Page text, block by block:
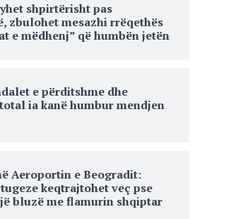
shpirtërisht pas
zbulohet mesazhi rrëqethës
e mëdhenj” që humbën jetën
e përditshme dhe
ia kanë humbur mendjen
Aeroportin e Beogradit:
keqtrajtohet veç pse
bluzë me flamurin shqiptar